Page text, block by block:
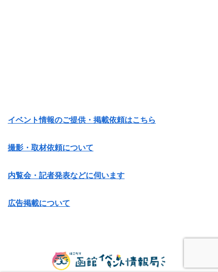
イベント情報のご提供・掲載依頼はこちら
撮影・取材依頼について
内覧会・記者発表などに伺います
広告掲載について